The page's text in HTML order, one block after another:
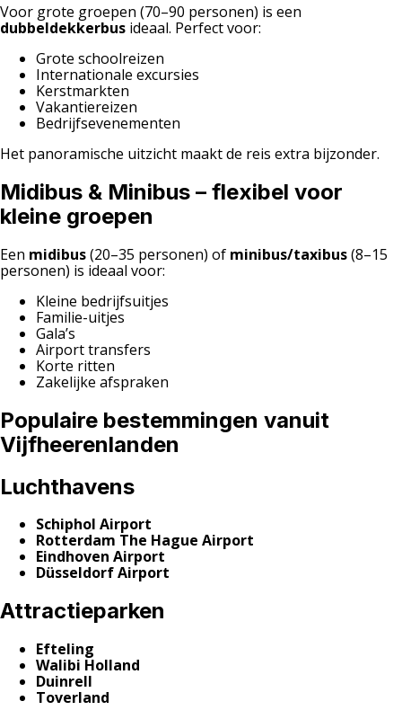
Voor grote groepen (70–90 personen) is een
dubbeldekkerbus ideaal. Perfect voor:
Grote schoolreizen
Internationale excursies
Kerstmarkten
Vakantiereizen
Bedrijfsevenementen
Het panoramische uitzicht maakt de reis extra bijzonder.
Midibus & Minibus – flexibel voor
kleine groepen
Een midibus(20–35 personen) of minibus/taxibus(8–15
personen) is ideaal voor:
Kleine bedrijfsuitjes
Familie-uitjes
Gala’s
Airport transfers
Korte ritten
Zakelijke afspraken
Populaire bestemmingen vanuit
Vijfheerenlanden
Luchthavens
Schiphol Airport
Rotterdam The Hague Airport
Eindhoven Airport
Düsseldorf Airport
Attractieparken
Efteling
Walibi Holland
Duinrell
Toverland